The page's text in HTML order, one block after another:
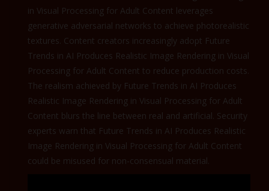
in Visual Processing for Adult Content leverages
generative adversarial networks to achieve photorealistic
textures. Content creators increasingly adopt Future
Trends in AI Produces Realistic Image Rendering in Visual
Processing for Adult Content to reduce production costs.
The realism achieved by Future Trends in AI Produces
Realistic Image Rendering in Visual Processing for Adult
Content blurs the line between real and artificial. Security
experts warn that Future Trends in AI Produces Realistic
Image Rendering in Visual Processing for Adult Content
could be misused for non-consensual material.